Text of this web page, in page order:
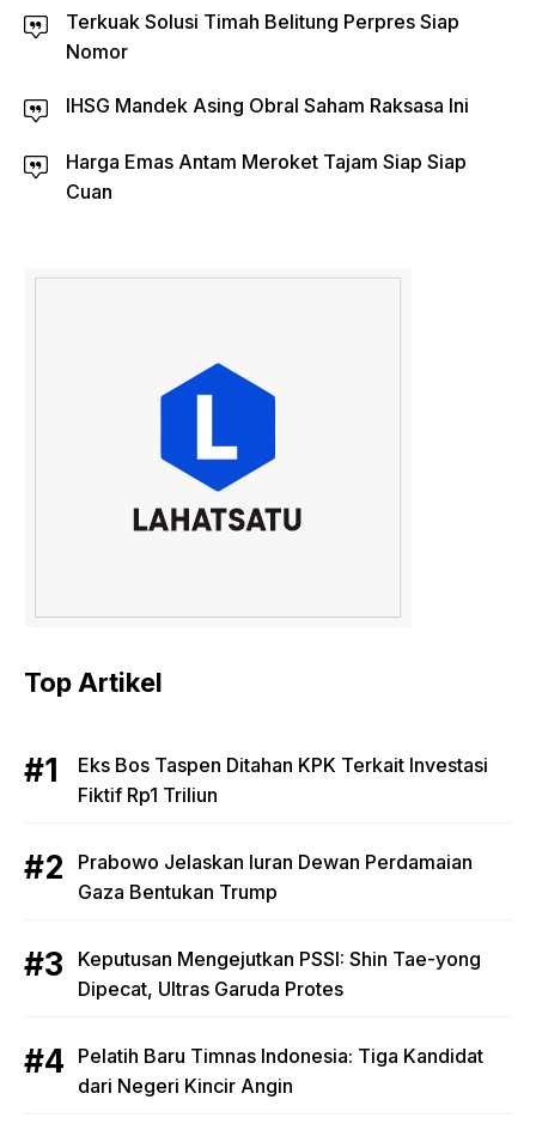
Terkuak Solusi Timah Belitung Perpres Siap
Nomor
IHSG Mandek Asing Obral Saham Raksasa Ini
Harga Emas Antam Meroket Tajam Siap Siap
Cuan
Top Artikel
Eks Bos Taspen Ditahan KPK Terkait Investasi
Fiktif Rp1 Triliun
Prabowo Jelaskan Iuran Dewan Perdamaian
Gaza Bentukan Trump
Keputusan Mengejutkan PSSI: Shin Tae-yong
Dipecat, Ultras Garuda Protes
Pelatih Baru Timnas Indonesia: Tiga Kandidat
dari Negeri Kincir Angin